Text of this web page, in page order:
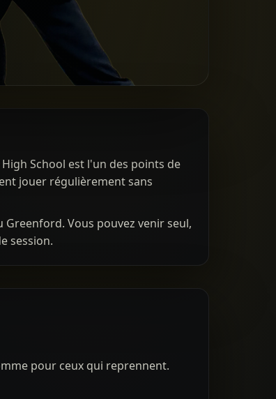
School est l'un des points de
jouer régulièrement sans
Vous pouvez venir seul,
session.
pour ceux qui reprennent.